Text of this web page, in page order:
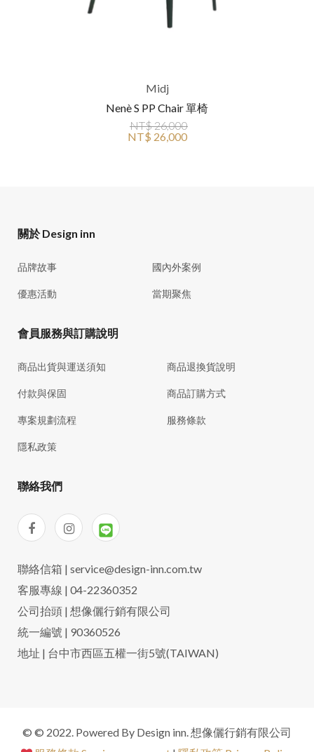
Midj
Nenè S PP Chair 單椅
NT$ 26,000
NT$ 26,000
關於 Design inn
品牌故事 國內外案例
優惠活動 當期聚焦
會員服務與訂購說明
商品出貨與運送須知 商品退換貨說明
付款與保固 商品訂購方式
專案規劃流程 服務條款
隱私政策
聯絡我們
聯絡信箱 | service@design-inn.com.tw
客服專線 | 04-22360352
公司抬頭 | 想像儷行銷有限公司
統一編號 | 90360526
地址 | 台中市西區五權一街5號(TAIWAN)
© © 2022. Powered By Design inn. 想像儷行銷有限公司